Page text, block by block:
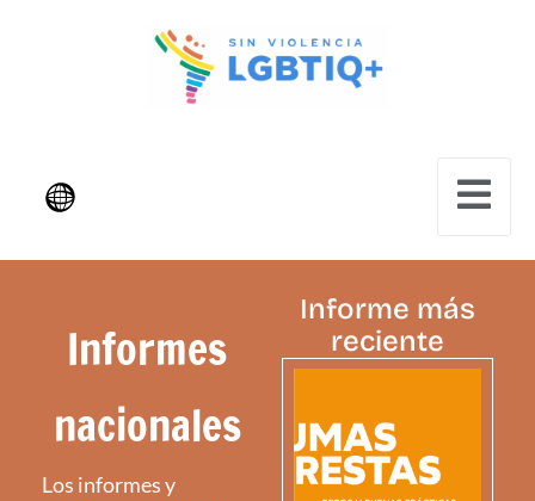
Informes
nacionales
Los informes y
Informe más
reciente